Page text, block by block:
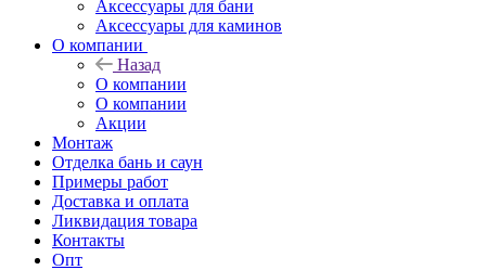
Аксессуары для бани
Аксессуары для каминов
О компании
Назад
О компании
О компании
Акции
Монтаж
Отделка бань и саун
Примеры работ
Доставка и оплата
Ликвидация товара
Контакты
Опт